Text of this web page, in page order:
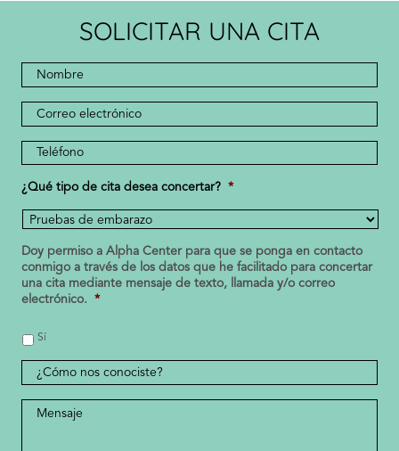
SOLICITAR UNA CITA
Nombre
completo
* *
Dirección
de
correo
electrónico
Número
de
teléfono
*
¿Qué tipo de cita desea concertar? *
Doy permiso a Alpha Center para que se ponga en contacto
conmigo a través de los datos que he facilitado para concertar
una cita mediante mensaje de texto, llamada y/o correo
electrónico.
*
Sí
¿Cómo
nos
conociste?
Mensaje *